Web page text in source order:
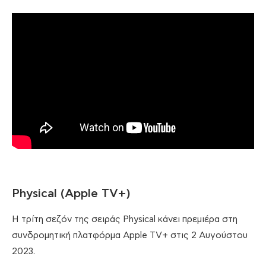
Physical (Apple TV+)
Η τρίτη σεζόν της σειράς Physical κάνει πρεμιέρα στη
συνδρομητική πλατφόρμα Apple TV+ στις 2 Αυγούστου
2023.